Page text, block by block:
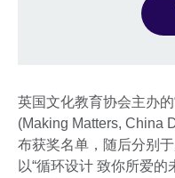
英国文化教育协会主办
(Making Matters, China
布获奖名单，随后分别
以“循环设计 致你所爱